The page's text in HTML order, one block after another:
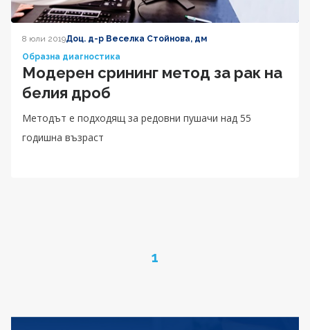
8 юли 2019Доц. д-р Веселка Стойнова, дм
Образна диагностика
Модерен срининг метод за рак на
белия дроб
Методът е подходящ за редовни пушачи над 55
годишна възраст
Page
1